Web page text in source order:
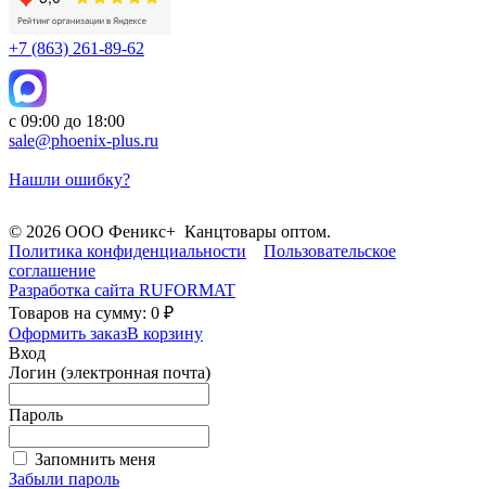
+7 (863) 261-89-62
с 09:00 до 18:00
sale@phoenix-plus.ru
Нашли ошибку?
© 2026 ООО Феникс+ Канцтовары оптом.
Политика конфиденциальности
Пользовательское
соглашение
Разработка сайта RUFORMAT
Товаров на сумму: 0 ₽
Оформить заказВ корзину
Вход
Логин (электронная почта)
Пароль
Запомнить меня
Забыли пароль